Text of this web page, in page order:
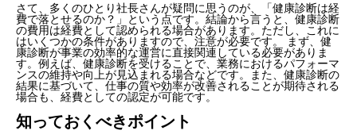
さて、多くのひとり社長さんが疑問に思うのが、「健康診断は経
費で落とせるのか？」という点です。結論から言うと、健康診断
の費用は経費として認められる場合があります。ただし、これに
はいくつかの条件がありますので、注意が必要です。 まず、健
康診断が事業の効率的な運営に直接関連している必要がありま
す。例えば、健康診断を受けることで、業務におけるパフォーマ
ンスの維持や向上が見込まれる場合などです。また、健康診断の
結果に基づいて、仕事の質や効率が改善されることが期待される
場合も、経費としての認定が可能です。
知っておくべきポイント